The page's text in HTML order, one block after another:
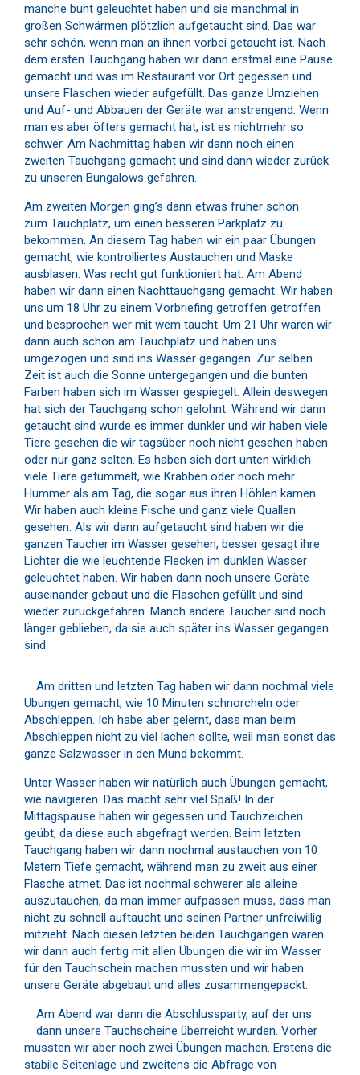
manche bunt geleuchtet haben und sie manchmal in
großen Schwärmen plötzlich aufgetaucht sind. Das war
sehr schön, wenn man an ihnen vorbei getaucht ist. Nach
dem ersten Tauchgang haben wir dann erstmal eine Pause
gemacht und was im Restaurant vor Ort gegessen und
unsere Flaschen wieder aufgefüllt. Das ganze Umziehen
und Auf- und Abbauen der Geräte war anstrengend. Wenn
man es aber öfters gemacht hat, ist es nichtmehr so
schwer. Am Nachmittag haben wir dann noch einen
zweiten Tauchgang gemacht und sind dann wieder zurück
zu unseren Bungalows gefahren.
Am zweiten Morgen ging’s dann etwas früher schon
zum Tauchplatz, um einen besseren Parkplatz zu
bekommen. An diesem Tag haben wir ein paar Übungen
gemacht, wie kontrolliertes Austauchen und Maske
ausblasen. Was recht gut funktioniert hat. Am Abend
haben wir dann einen Nachttauchgang gemacht. Wir haben
uns um 18 Uhr zu einem Vorbriefing getroffen getroffen
und besprochen wer mit wem taucht. Um 21 Uhr waren wir
dann auch schon am Tauchplatz und haben uns
umgezogen und sind ins Wasser gegangen. Zur selben
Zeit ist auch die Sonne untergegangen und die bunten
Farben haben sich im Wasser gespiegelt. Allein deswegen
hat sich der Tauchgang schon gelohnt. Während wir dann
getaucht sind wurde es immer dunkler und wir haben viele
Tiere gesehen die wir tagsüber noch nicht gesehen haben
oder nur ganz selten. Es haben sich dort unten wirklich
viele Tiere getummelt, wie Krabben oder noch mehr
Hummer als am Tag, die sogar aus ihren Höhlen kamen.
Wir haben auch kleine Fische und ganz viele Quallen
gesehen. Als wir dann aufgetaucht sind haben wir die
ganzen Taucher im Wasser gesehen, besser gesagt ihre
Lichter die wie leuchtende Flecken im dunklen Wasser
geleuchtet haben. Wir haben dann noch unsere Geräte
auseinander gebaut und die Flaschen gefüllt und sind
wieder zurückgefahren. Manch andere Taucher sind noch
länger geblieben, da sie auch später ins Wasser gegangen
sind.
Am dritten und letzten Tag haben wir dann nochmal viele
Übungen gemacht, wie 10 Minuten schnorcheln oder
Abschleppen. Ich habe aber gelernt, dass man beim
Abschleppen nicht zu viel lachen sollte, weil man sonst das
ganze Salzwasser in den Mund bekommt.
Unter Wasser haben wir natürlich auch Übungen gemacht,
wie navigieren. Das macht sehr viel Spaß! In der
Mittagspause haben wir gegessen und Tauchzeichen
geübt, da diese auch abgefragt werden. Beim letzten
Tauchgang haben wir dann nochmal austauchen von 10
Metern Tiefe gemacht, während man zu zweit aus einer
Flasche atmet. Das ist nochmal schwerer als alleine
auszutauchen, da man immer aufpassen muss, dass man
nicht zu schnell auftaucht und seinen Partner unfreiwillig
mitzieht. Nach diesen letzten beiden Tauchgängen waren
wir dann auch fertig mit allen Übungen die wir im Wasser
für den Tauchschein machen mussten und wir haben
unsere Geräte abgebaut und alles zusammengepackt.
Am Abend war dann die Abschlussparty, auf der uns
dann unsere Tauchscheine überreicht wurden. Vorher
mussten wir aber noch zwei Übungen machen. Erstens die
stabile Seitenlage und zweitens die Abfrage von